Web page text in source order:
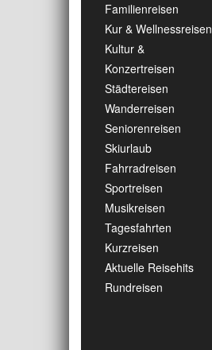
Familienreisen
Kur & Wellnessreisen
Kultur &
Konzertreisen
Städtereisen
Wanderreisen
Seniorenreisen
Skiurlaub
Fahrradreisen
Sportreisen
Musikreisen
Tagesfahrten
Kurzreisen
Aktuelle Reisehits
Rundreisen